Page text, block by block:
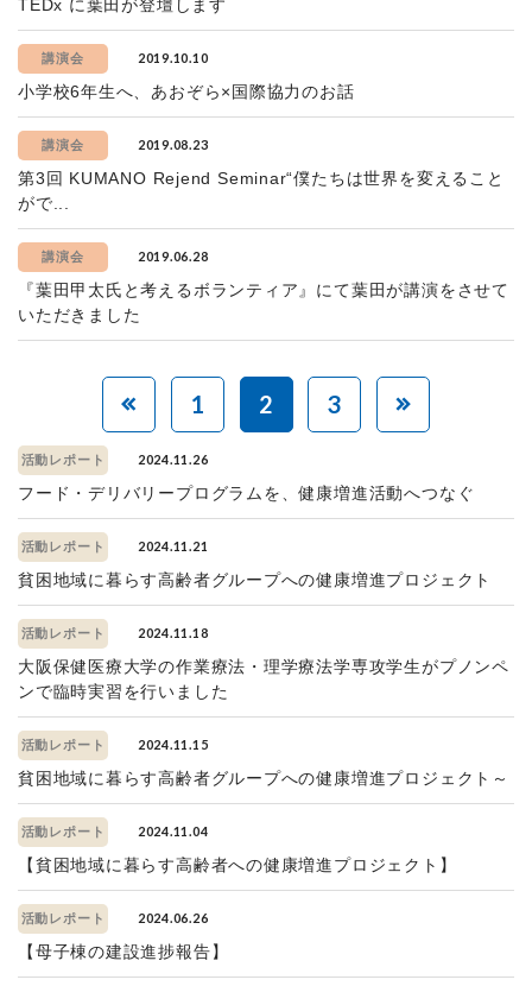
TEDx に葉田が登壇します
講演会 2019.10.10
小学校6年生へ、あおぞら×国際協力のお話
講演会 2019.08.23
第3回 KUMANO Rejend Seminar“僕たちは世界を変えること
がで...
講演会 2019.06.28
『葉田甲太氏と考えるボランティア』にて葉田が講演をさせて
いただきました
1 2 3
活動レポート 2024.11.26
フード・デリバリープログラムを、健康増進活動へつなぐ
活動レポート 2024.11.21
貧困地域に暮らす高齢者グループへの健康増進プロジェクト
活動レポート 2024.11.18
大阪保健医療大学の作業療法・理学療法学専攻学生がプノンペ
ンで臨時実習を行いました
活動レポート 2024.11.15
貧困地域に暮らす高齢者グループへの健康増進プロジェクト～
活動レポート 2024.11.04
【貧困地域に暮らす高齢者への健康増進プロジェクト】
活動レポート 2024.06.26
【母子棟の建設進捗報告】